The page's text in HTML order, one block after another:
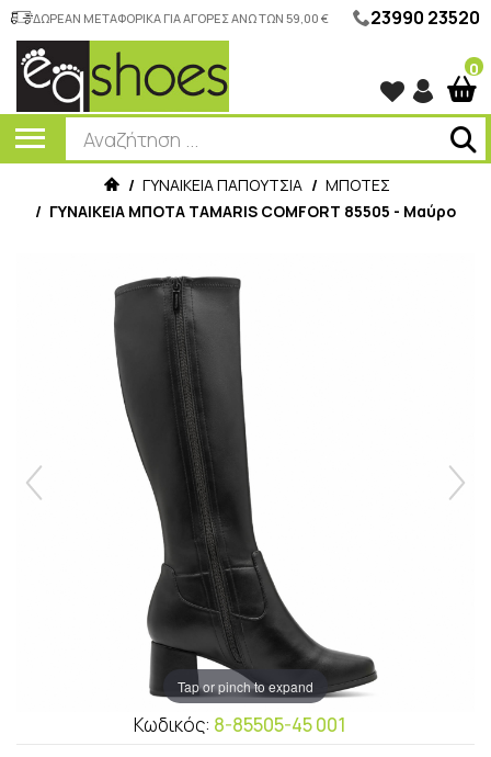
ΔΩΡΕΑΝ ΜΕΤΑΦΟΡΙΚΑ ΓΙΑ ΑΓΟΡΕΣ ΑΝΩ ΤΩΝ 59,00 € 23990 23520
0
/ ΓΥΝΑΙΚΕΙΑ ΠΑΠΟΥΤΣΙΑ / ΜΠΟΤΕΣ
/ ΓΥΝΑΙΚΕΙΑ ΜΠΟΤΑ TAMARIS COMFORT 85505 - Μαύρο
Tap or pinch to expand
Κωδικός: 8-85505-45 001